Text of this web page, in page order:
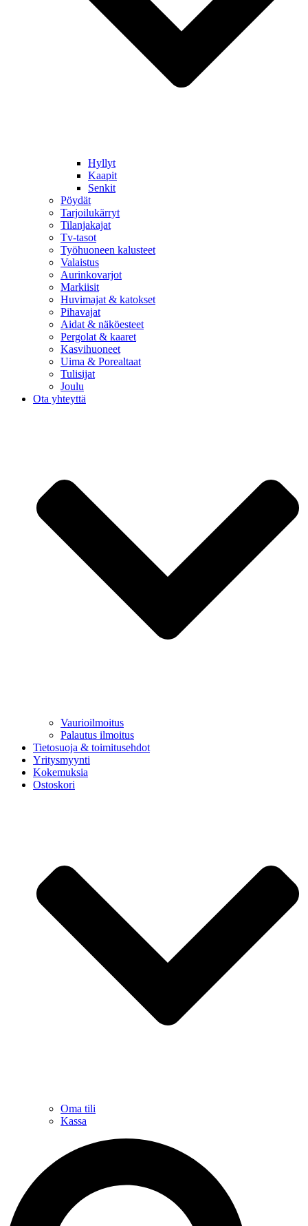
Hyllyt
Kaapit
Senkit
Pöydät
Tarjoilukärryt
Tilanjakajat
Tv-tasot
Työhuoneen kalusteet
Valaistus
Aurinkovarjot
Markiisit
Huvimajat & katokset
Pihavajat
Aidat & näköesteet
Pergolat & kaaret
Kasvihuoneet
Uima & Porealtaat
Tulisijat
Joulu
Ota yhteyttä
Vaurioilmoitus
Palautus ilmoitus
Tietosuoja & toimitusehdot
Yritysmyynti
Kokemuksia
Ostoskori
Oma tili
Kassa